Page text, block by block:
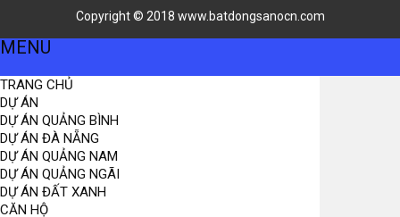
Copyright © 2018 www.batdongsanocn.com
MENU
TRANG CHỦ
DỰ ÁN
DỰ ÁN QUẢNG BÌNH
DỰ ÁN ĐÀ NẴNG
DỰ ÁN QUẢNG NAM
DỰ ÁN QUẢNG NGÃI
DỰ ÁN ĐẤT XANH
CĂN HỘ